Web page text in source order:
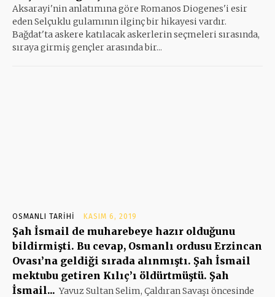
Aksarayi'nin anlatımına göre Romanos Diogenes'i esir
eden Selçuklu gulamının ilginç bir hikayesi vardır.
Bağdat'ta askere katılacak askerlerin seçmeleri sırasında,
sıraya girmiş gençler arasında bir...
OSMANLI TARIHI KASIM 6, 2019
Şah İsmail de muharebeye hazır olduğunu
bildirmişti. Bu cevap, Osmanlı ordusu Erzincan
Ovası’na geldiği sırada alınmıştı. Şah İsmail
mektubu getiren Kılıç’ı öldürtmüştü. Şah
İsmail... Yavuz Sultan Selim, Çaldıran Savaşı öncesinde